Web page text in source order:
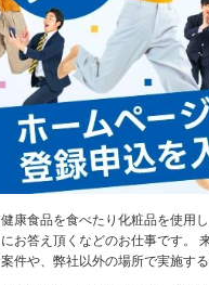
健康食品を食べたり化粧品を使用
にお答え頂くなどのお仕事です。
案件や、弊社以外の場所で実施す